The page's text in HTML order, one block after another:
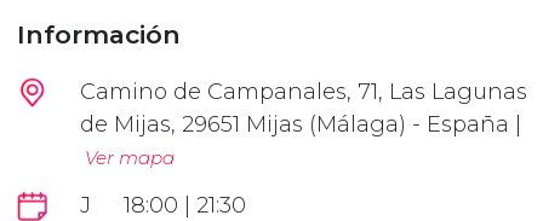
Información
Camino de Campanales, 71, Las Lagunas
de Mijas, 29651 Mijas (Málaga) - España |
Ver mapa
J
18:00 | 21:30